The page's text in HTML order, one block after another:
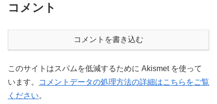
コメント
コメントを書き込む
このサイトはスパムを低減するために Akismet を使って
います。
コメントデータの処理方法の詳細はこちらをご覧
ください。